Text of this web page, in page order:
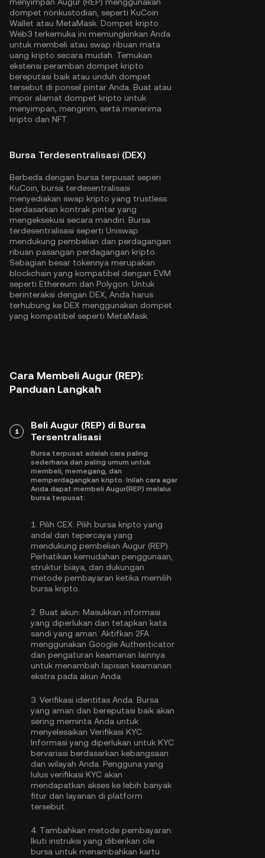
dompet nonkustodian, seperti KuCoin
Wallet atau MetaMask. Dompet kripto
Web3 terkemuka ini memungkinkan Anda
untuk membeli atau swap ribuan mata
uang kripto secara mudah. Temukan
ekstensi peramban dompet kripto
bereputasi baik atau unduh dompet
tersebut di ponsel pintar Anda. Buat atau
impor alamat dompet kripto untuk
menyimpan, mengirim, serta menerima
kripto dan NFT.
Bursa Terdesentralisasi (DEX)
Berbeda dengan bursa terpusat seperi
KuCoin, bursa terdesentralisasi
menyediakan swap kripto yang trustless
berdasarkan kontrak pintar yang
mengeksekusi secara mandiri. Bursa
terdesentralisasi seperti Uniswap
mendukung pembelian dan perdagangan
ribuan pasangan perdagangan kripto.
Sebagian besar tokennya merupakan
blockchain yang kompatibel dengan EVM
seperti Ethereum dan Polygon . Untuk
berinteraksi dengan DEX, Anda harus
terhubung ke DEX menggunakan dompet
yang kompatibel seperti MetaMask.
Cara Membeli Augur (REP):
Panduan Langkah
1
Beli Augur (REP) di Bursa
Tersentralisasi
Bursa terpusat adalah cara paling
sederhana dan paling umum untuk
membeli, memegang, dan
memperdagangkan kripto. Inilah cara agar
Anda dapat membeli Augur(REP) melalui
bursa terpusat:
1. Pilih CEX: Pilih bursa kripto yang
andal dan tepercaya yang
mendukung pembelian Augur (REP).
Perhatikan kemudahan penggunaan,
struktur biaya, dan dukungan
metode pembayaran ketika memilih
bursa kripto.
2. Buat akun: Masukkan informasi
yang diperlukan dan tetapkan kata
sandi yang aman. Aktifkan 2FA
menggunakan Google Authenticator
dan pengaturan keamanan lainnya
untuk menambah lapisan keamanan
ekstra pada akun Anda.
3. Verifikasi identitas Anda: Bursa
yang aman dan bereputasi baik akan
sering meminta Anda untuk
menyelesaikan Verifikasi KYC
Informasi yang diperlukan untuk KYC
bervariasi berdasarkan kebangsaan
dan wilayah Anda. Pengguna yang
lulus verifikasi KYC akan
mendapatkan akses ke lebih banyak
fitur dan layanan di platform
tersebut.
4. Tambahkan metode pembayaran:
Ikuti instruksi yang diberikan ole
bursa untuk menambahkan kartu